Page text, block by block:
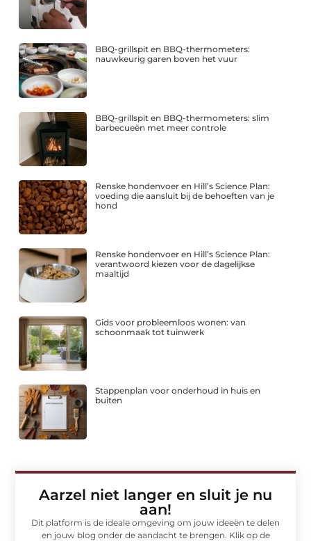
BBQ-grillspit en BBQ-thermometers:
nauwkeurig garen boven het vuur
BBQ-grillspit en BBQ-thermometers: slim
barbecueën met meer controle
Renske hondenvoer en Hill’s Science Plan:
voeding die aansluit bij de behoeften van je
hond
Renske hondenvoer en Hill’s Science Plan:
verantwoord kiezen voor de dagelijkse
maaltijd
Gids voor probleemloos wonen: van
schoonmaak tot tuinwerk
Stappenplan voor onderhoud in huis en
buiten
Aarzel niet langer en sluit je nu
aan!
Dit platform is de ideale omgeving om jouw ideeën te delen
en jouw blog onder de aandacht te brengen. Klik op de